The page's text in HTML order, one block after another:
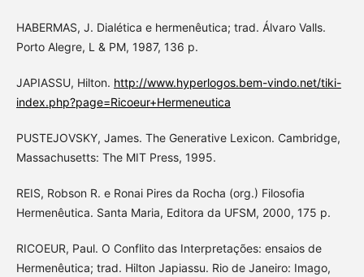
HABERMAS, J. Dialética e hermenêutica; trad. Álvaro Valls.
Porto Alegre, L & PM, 1987, 136 p.
JAPIASSU, Hilton. http://www.hyperlogos.bem-vindo.net/tiki-
index.php?page=Ricoeur+Hermeneutica
PUSTEJOVSKY, James. The Generative Lexicon. Cambridge,
Massachusetts: The MIT Press, 1995.
REIS, Robson R. e Ronai Pires da Rocha (org.) Filosofia
Hermenêutica. Santa Maria, Editora da UFSM, 2000, 175 p.
RICOEUR, Paul. O Conflito das Interpretações: ensaios de
Hermenêutica; trad. Hilton Japiassu. Rio de Janeiro: Imago,